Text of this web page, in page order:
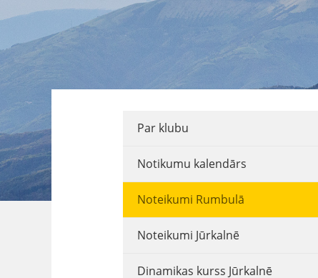
Par klubu
Notikumu kalendārs
Noteikumi Rumbulā
Noteikumi Jūrkalnē
Dinamikas kurss Jūrkalnē